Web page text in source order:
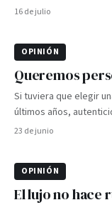
16 de julio
OPINIÓN
Queremos
Si tuviera que elegir
últimos años,
23 de junio
OPINIÓN
El lujo no hace